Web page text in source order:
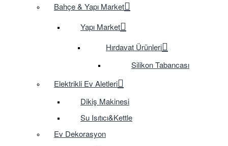
Bahçe & Yapı Market
Yapı Market
Hırdavat Ürünleri
Silikon Tabancası
Elektrikli Ev Aletleri
Dikiş Makinesi
Su Isıtıcı&Kettle
Ev Dekorasyon